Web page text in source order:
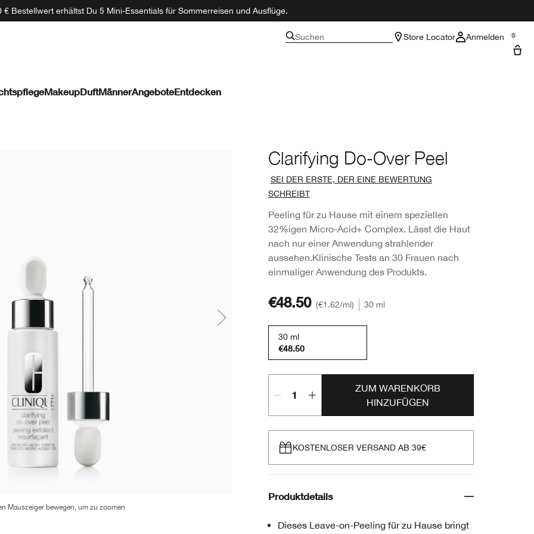
€ Bestellwert erhältst Du 5 Mini-Essentials für Sommerreisen und Ausflüge.
Suchen Store Locator Anmelden 0
MakeupDuftMännerAngeboteEntdecken
Clarifying Do-Over Peel
SEI DER ERSTE, DER EINE BEWERTUNG
SCHREIBT
Peeling für zu Hause mit einem speziellen
32%igen Micro-Acid+ Complex. Lässt die Haut
nach nur einer Anwendung strahlender
aussehen.Klinische Tests an 30 Frauen nach
einmaliger Anwendung des Produkts.
Mauszeiger bewegen, um zu zoomen
€48.50 €1.62/ml 30 ml
30 ml
€48.50
ZUM WARENKORB
HINZUFÜGEN
KOSTENLOSER VERSAND AB 39€
Produktdetails
Dieses Leave-on-Peeling für zu Hause bringt